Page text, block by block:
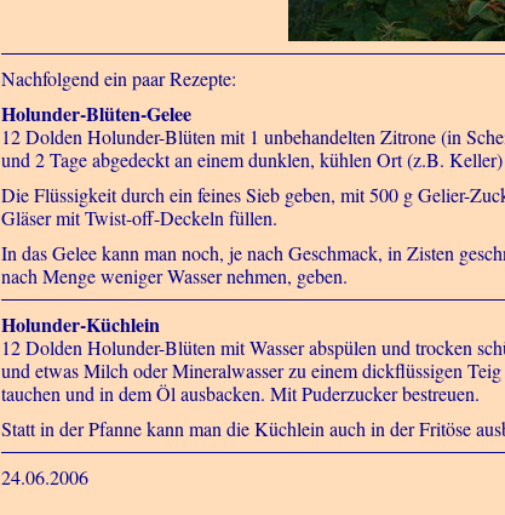
Nachfolgend ein paar Rezepte:
Holunder-Blüten-Gelee
12 Dolden Holunder-Blüten mit 1 unbehandelten Zitrone (in
und 2 Tage abgedeckt an einem dunklen, kühlen Ort (z.B. Keller)
Die Flüssigkeit durch ein feines Sieb geben, mit 500 g Gelier-
Gläser mit Twist-off-Deckeln füllen.
In das Gelee kann man noch, je nach Geschmack, in Zisten
nach Menge weniger Wasser nehmen, geben.
Holunder-Küchlein
12 Dolden Holunder-Blüten mit Wasser abspülen und trocken
und etwas Milch oder Mineralwasser zu einem dickflüssigen
tauchen und in dem Öl ausbacken. Mit Puderzucker bestreuen.
Statt in der Pfanne kann man die Küchlein auch in der Fritöse
24.06.2006